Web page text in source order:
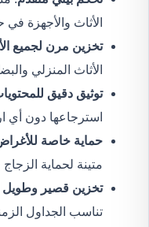
الأثاث والأجهزة في
تخزين مرن لجميع
الأثاث المنزلي
توثيق دقيق
استرجاعها دون أي
حماية خاصة
متينة لحماية الزجاج
تخزين قصير وطويل
تناسب الجداول